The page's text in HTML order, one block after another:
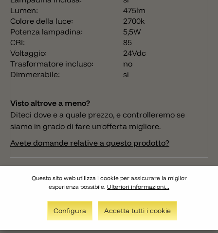
Lumen:
475lm
Colore della luce:
2700k
Potenza lampadina:
5,5W
CRI:
85
Voltaggio:
24Vdc
Trasformatore incluso:
no
Dimmerabile:
si
Visto altrove a meno?
Diteci dove e a quale prezzo, e controlleremo se
siamo in grado di fare un'offerta migliore.
Avete domande relative a questo prodotto?
Questo sito web utilizza i cookie per assicurare la miglior
esperienza possibile. Ulteriori informazioni...
Configura Accetta tutti i cookie